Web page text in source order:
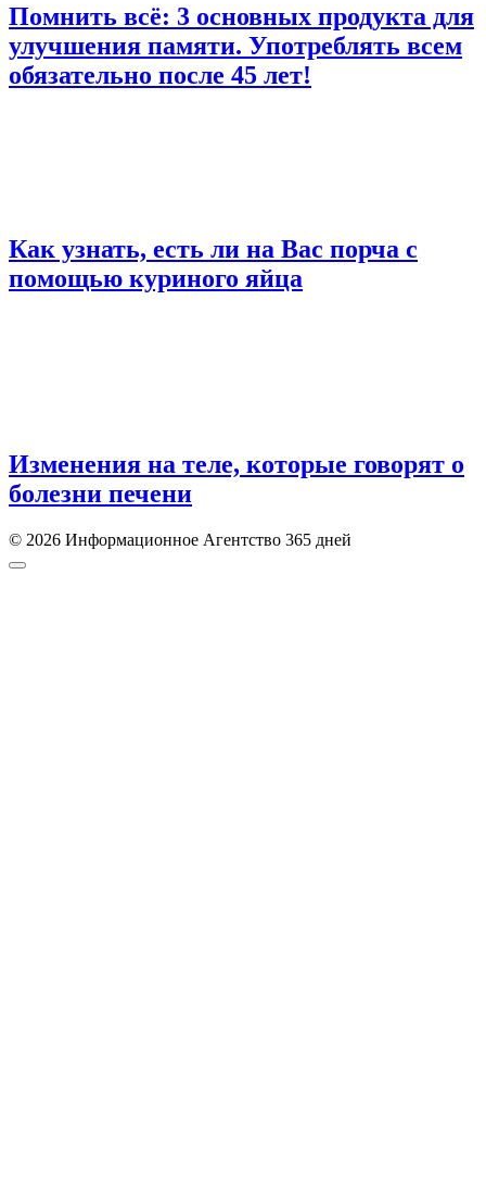
Помнить всё: 3 основных продукта для
улучшения памяти. Употреблять всем
обязательно после 45 лет!
Как узнать, есть ли на Вас порча с
помощью куриного яйца
Изменения на теле, которые говорят о
болезни печени
© 2026 Информационное Агентство 365 дней